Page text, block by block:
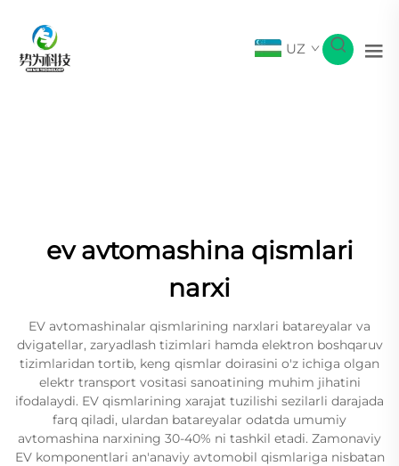
UZ
ev avtomashina qismlari
narxi
EV avtomashinalar qismlarining narxlari batareyalar va
dvigatellar, zaryadlash tizimlari hamda elektron boshqaruv
tizimlaridan tortib, keng qismlar doirasini o'z ichiga olgan
elektr transport vositasi sanoatining muhim jihatini
ifodalaydi. EV qismlarining xarajat tuzilishi sezilarli darajada
farq qiladi, ulardan batareyalar odatda umumiy
avtomashina narxining 30-40% ni tashkil etadi. Zamonaviy
EV komponentlari an'anaviy avtomobil qismlariga nisbatan